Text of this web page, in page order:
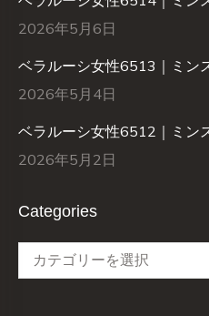
2026年5月6日
ベラルーシ女性6513｜ミン
2026年5月4日
ベラルーシ女性6512｜ミン
2026年5月2日
Categories
Categories